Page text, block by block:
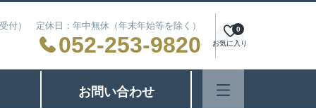
付） 定休日：年中無休（年末年始等を除く）
052-253-9820 お気に入り
0
お問い合わせ